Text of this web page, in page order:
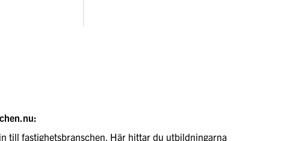
till fastighetsbranschen. Här hittar du utbildningarna